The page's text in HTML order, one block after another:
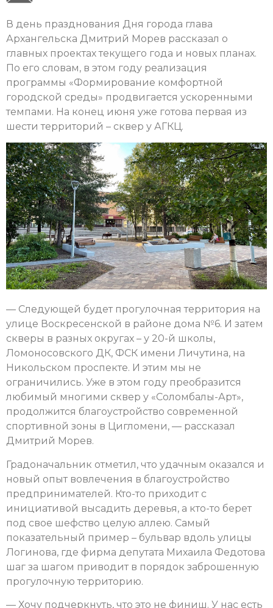
В день празднования Дня города глава
Архангельска Дмитрий Морев рассказал о
главных проектах текущего года и новых планах.
По его словам, в этом году реализация
программы «Формирование комфортной
городской среды» продвигается ускоренными
темпами. На конец июня уже готова первая из
шести территорий – сквер у АГКЦ.
— Следующей будет прогулочная территория на
улице Воскресенской в районе дома №6. И затем
скверы в разных округах – у 20-й школы,
Ломоносовского ДК, ФСК имени Личутина, на
Никольском проспекте. И этим мы не
ограничились. Уже в этом году преобразится
любимый многими сквер у «Соломбалы-Арт»,
продолжится благоустройство современной
спортивной зоны в Цигломени, — рассказал
Дмитрий Морев.
Градоначальник отметил, что удачным оказался и
новый опыт вовлечения в благоустройство
предпринимателей. Кто-то приходит с
инициативой высадить деревья, а кто-то берет
под свое шефство целую аллею. Самый
показательный пример – бульвар вдоль улицы
Логинова, где фирма депутата Михаила Федотова
шаг за шагом приводит в порядок заброшенную
прогулочную территорию.
— Хочу подчеркнуть, что это не финиш. У нас есть